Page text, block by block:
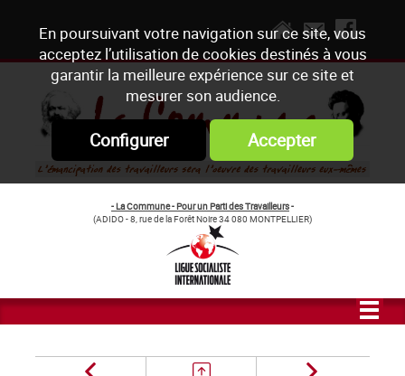
En poursuivant votre navigation sur ce site, vous
acceptez l’utilisation de cookies destinés à vous
garantir la meilleure expérience sur ce site et
mesurer son audience.
Configurer Accepter
- La Commune - Pour un Parti des Travailleurs-
(ADIDO - 8, rue de la Forêt Noire 34 080 MONTPELLIER)